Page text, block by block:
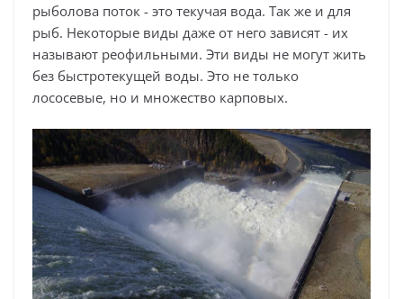
рыболова поток - это текучая вода. Так же и для
рыб. Некоторые виды даже от него зависят - их
называют реофильными. Эти виды не могут жить
без быстротекущей воды. Это не только
лососевые, но и множество карповых.